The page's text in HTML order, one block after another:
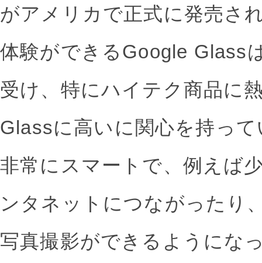
がアメリカで正式に発売さ
体験ができるGoogle Glass
受け、特にハイテク商品に
Glassに高いに関心を持っ
非常にスマートで、例えば
ンタネットにつながったり
写真撮影ができるようにな